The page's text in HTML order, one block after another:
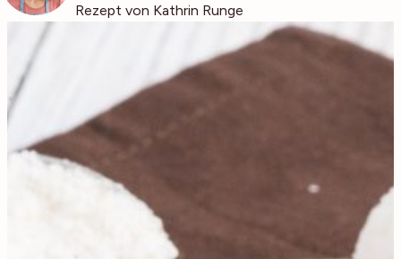
Rezept von Kathrin Runge